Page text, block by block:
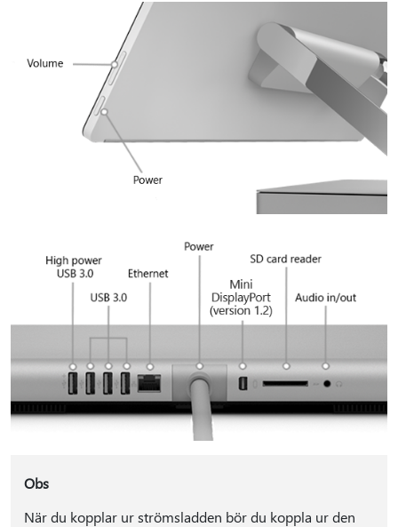
Obs
När du kopplar ur strömsladden bör du koppla ur den